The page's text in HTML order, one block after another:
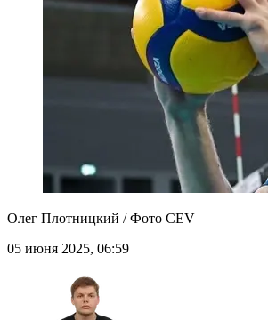
Олег Плотницкий / Фото CEV
05 июня 2025, 06:59